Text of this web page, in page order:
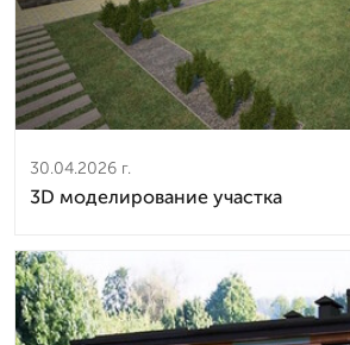
30.04.2026 г.
3D моделирование участка